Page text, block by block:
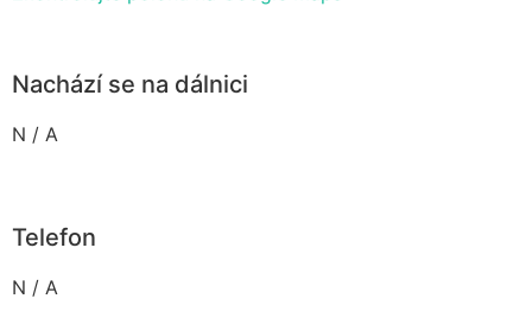
Nachází se na dálnici
N / A
Telefon
N / A